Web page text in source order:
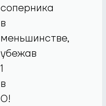
соперника
в
меньшинстве,
убежав
1
в
0!